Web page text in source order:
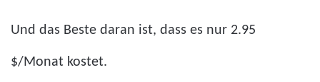
Und das Beste daran ist, dass es nur 2.95
$/Monat kostet.